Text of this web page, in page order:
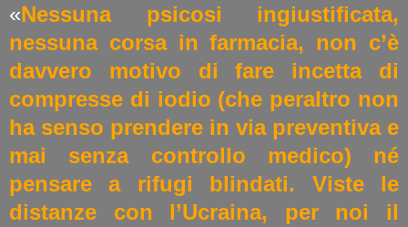
«Nessuna psicosi ingiustificata,
nessuna corsa in farmacia, non c’è
davvero motivo di fare incetta di
compresse di iodio (che peraltro non
ha senso prendere in via preventiva e
mai senza controllo medico) né
pensare a rifugi blindati. Viste le
distanze con l’Ucraina, per noi il